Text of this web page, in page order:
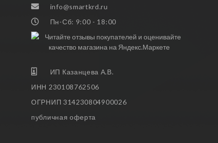
info@smartkrd.ru
Пн-Сб: 9:00 - 18:00
ИП Казанцева А.В.
ИНН 230108762506
ОГРНИП 314230804900026
публичная оферта